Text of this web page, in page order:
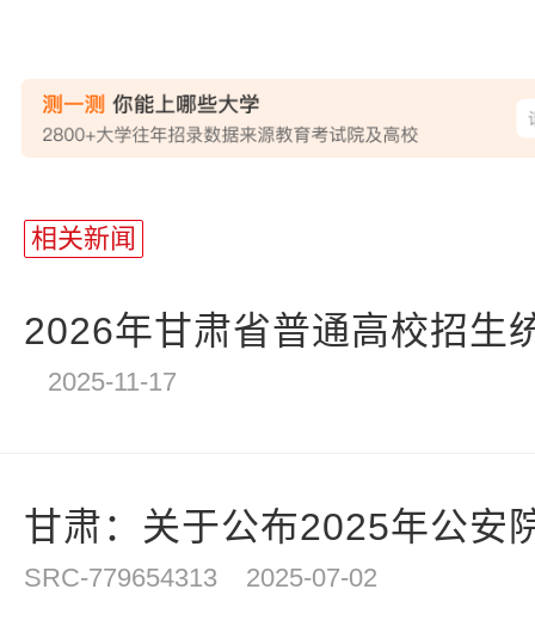
相关新闻
2026年甘肃省普通高校招生
2025-11-17
甘肃：关于公布2025年公安
SRC-779654313 2025-07-02